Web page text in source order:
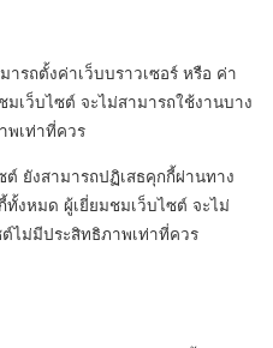
รถตั้งค่าเว็บบราวเซอร์ หรือ ค่า
เว็บไซต์ จะไม่สามารถใช้งานบาง
พเท่าที่ควร
ยังสามารถปฏิเสธคุกกี้ผ่านทาง
งหมด ผู้เยี่ยมชมเว็บไซต์ จะไม่
ไม่มีประสิทธิภาพเท่าที่ควร